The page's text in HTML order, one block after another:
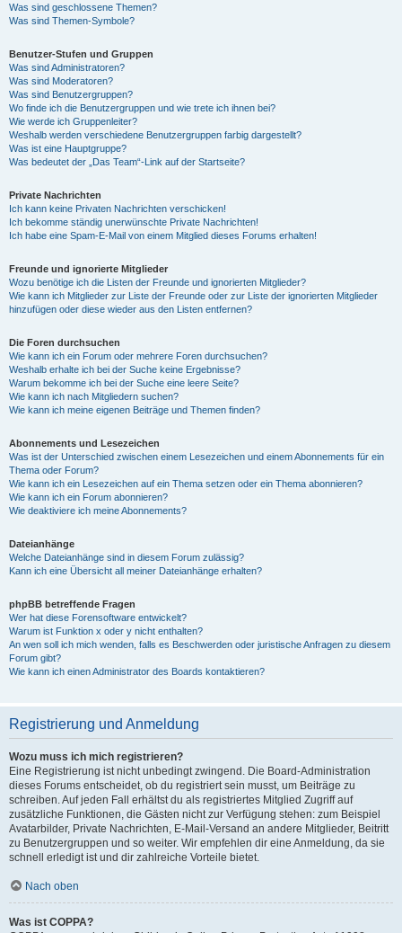
Was sind geschlossene Themen?
Was sind Themen-Symbole?
Benutzer-Stufen und Gruppen
Was sind Administratoren?
Was sind Moderatoren?
Was sind Benutzergruppen?
Wo finde ich die Benutzergruppen und wie trete ich ihnen bei?
Wie werde ich Gruppenleiter?
Weshalb werden verschiedene Benutzergruppen farbig dargestellt?
Was ist eine Hauptgruppe?
Was bedeutet der „Das Team“-Link auf der Startseite?
Private Nachrichten
Ich kann keine Privaten Nachrichten verschicken!
Ich bekomme ständig unerwünschte Private Nachrichten!
Ich habe eine Spam-E-Mail von einem Mitglied dieses Forums erhalten!
Freunde und ignorierte Mitglieder
Wozu benötige ich die Listen der Freunde und ignorierten Mitglieder?
Wie kann ich Mitglieder zur Liste der Freunde oder zur Liste der ignorierten Mitglieder
hinzufügen oder diese wieder aus den Listen entfernen?
Die Foren durchsuchen
Wie kann ich ein Forum oder mehrere Foren durchsuchen?
Weshalb erhalte ich bei der Suche keine Ergebnisse?
Warum bekomme ich bei der Suche eine leere Seite?
Wie kann ich nach Mitgliedern suchen?
Wie kann ich meine eigenen Beiträge und Themen finden?
Abonnements und Lesezeichen
Was ist der Unterschied zwischen einem Lesezeichen und einem Abonnements für ein
Thema oder Forum?
Wie kann ich ein Lesezeichen auf ein Thema setzen oder ein Thema abonnieren?
Wie kann ich ein Forum abonnieren?
Wie deaktiviere ich meine Abonnements?
Dateianhänge
Welche Dateianhänge sind in diesem Forum zulässig?
Kann ich eine Übersicht all meiner Dateianhänge erhalten?
phpBB betreffende Fragen
Wer hat diese Forensoftware entwickelt?
Warum ist Funktion x oder y nicht enthalten?
An wen soll ich mich wenden, falls es Beschwerden oder juristische Anfragen zu diesem
Forum gibt?
Wie kann ich einen Administrator des Boards kontaktieren?
Registrierung und Anmeldung
Wozu muss ich mich registrieren?
Eine Registrierung ist nicht unbedingt zwingend. Die Board-Administration
dieses Forums entscheidet, ob du registriert sein musst, um Beiträge zu
schreiben. Auf jeden Fall erhältst du als registriertes Mitglied Zugriff auf
zusätzliche Funktionen, die Gästen nicht zur Verfügung stehen: zum Beispiel
Avatarbilder, Private Nachrichten, E-Mail-Versand an andere Mitglieder, Beitritt
zu Benutzergruppen und so weiter. Wir empfehlen dir eine Anmeldung, da sie
schnell erledigt ist und dir zahlreiche Vorteile bietet.
Nach oben
Was ist COPPA?